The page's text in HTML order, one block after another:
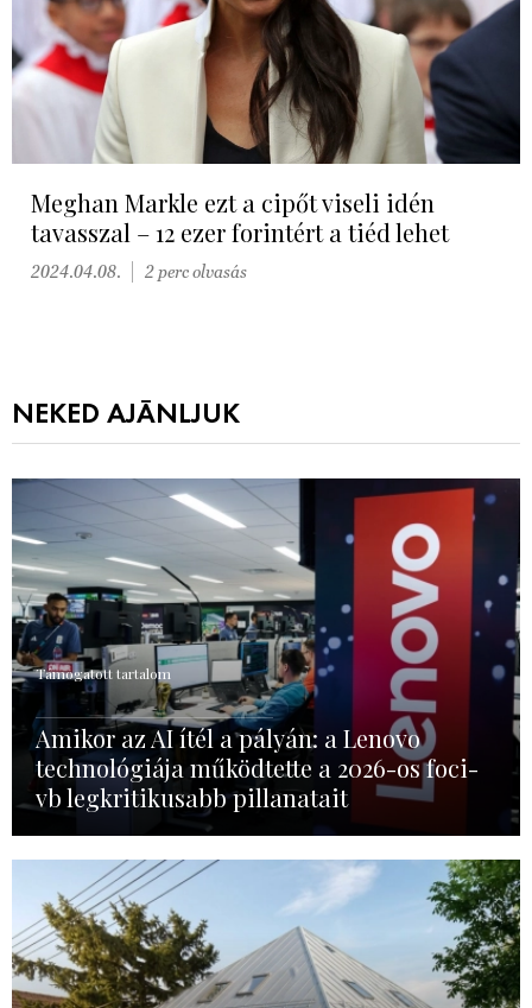
Meghan Markle ezt a cipőt viseli idén
tavasszal – 12 ezer forintért a tiéd lehet
2024.04.08. 2 perc olvasás
NEKED AJÁNLJUK
Támogatott tartalom
Amikor az AI ítél a pályán: a Lenovo
technológiája működtette a 2026-os foci-
vb legkritikusabb pillanatait